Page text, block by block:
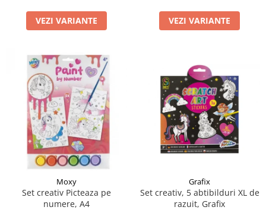
LEGO Art
LEGO Creator Expert
LEGO Ideas
LEGO Speed Champions
VEZI VARIANTE VEZI VARIANTE
Moxy
Set creativ Picteaza pe
numere, A4
Grafix
Set creativ, 5 abtibilduri XL de
razuit, Grafix